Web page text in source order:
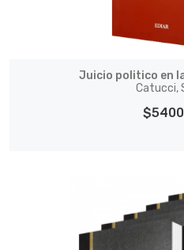
Juicio politico en
Catucci,